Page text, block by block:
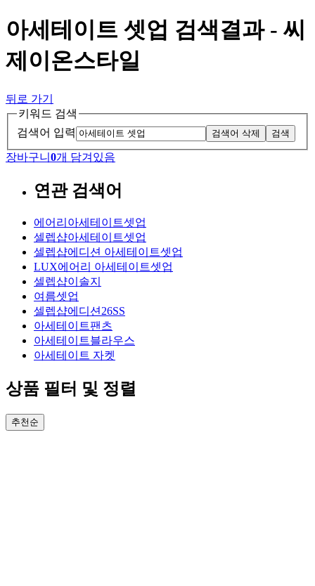
아세테이트 셋업 검색결과 - 씨
제이온스타일
뒤로 가기
키워드 검색
검색어 입력
검색어 삭제 검색
장바구니 0개 담겨있음
연관 검색어
에어리아세테이트셋업
셀렙샵아세테이트셋업
셀렙샵에디션 아세테이트셋업
LUX에어리 아세테이트셋업
셀렙샵이솔지
여름셋업
셀렙샵에디션26SS
아세테이트팬츠
아세테이트블라우스
아세테이트 자켓
상품 필터 및 정렬
추천순